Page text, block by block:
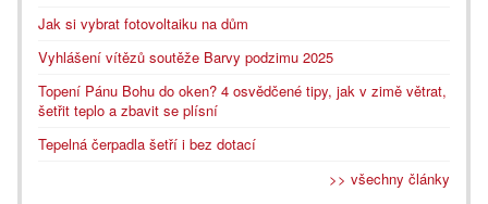
Jak si vybrat fotovoltaiku na dům
Vyhlášení vítězů soutěže Barvy podzimu 2025
Topení Pánu Bohu do oken? 4 osvědčené tipy, jak v zimě větrat,
šetřit teplo a zbavit se plísní
Tepelná čerpadla šetří i bez dotací
>> všechny články